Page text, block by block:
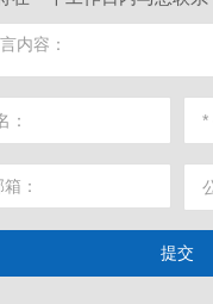
提交